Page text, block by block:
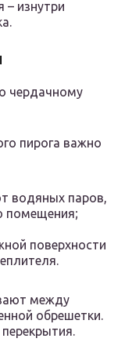
– изнутри
чердачному
пирога важно
водяных паров,
помещения;
поверхности
между
обрешетки.